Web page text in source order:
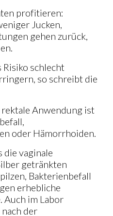
profitieren:
Jucken,
gehen zurück,
Risiko schlecht
so schreibt die
Anwendung ist
oder Hämorrhoiden.
die vaginale
getränkten
Bakterienbefall
erhebliche
Auch im Labor
der